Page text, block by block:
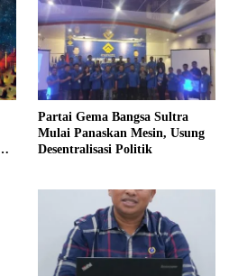
Partai Gema Bangsa Sultra
Mulai Panaskan Mesin, Usung
Desentralisasi Politik